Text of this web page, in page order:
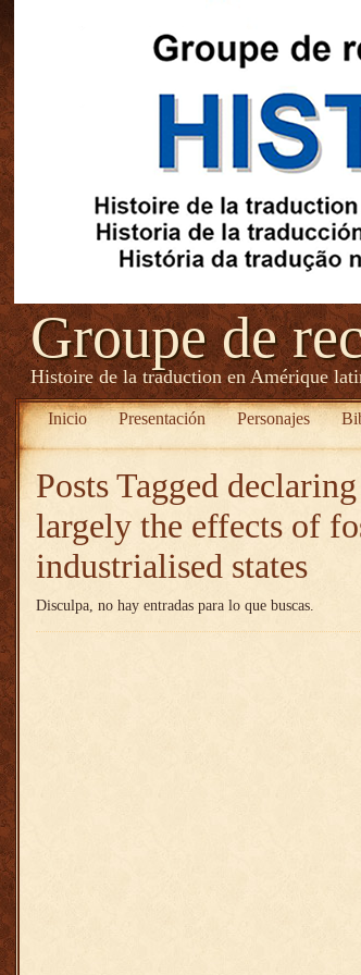
Groupe de
Histoire de la traduction en Amérique
Inicio Presentación Personajes
Posts Tagged
largely the effects of
industrialised states
Disculpa, no hay entradas para lo que buscas.